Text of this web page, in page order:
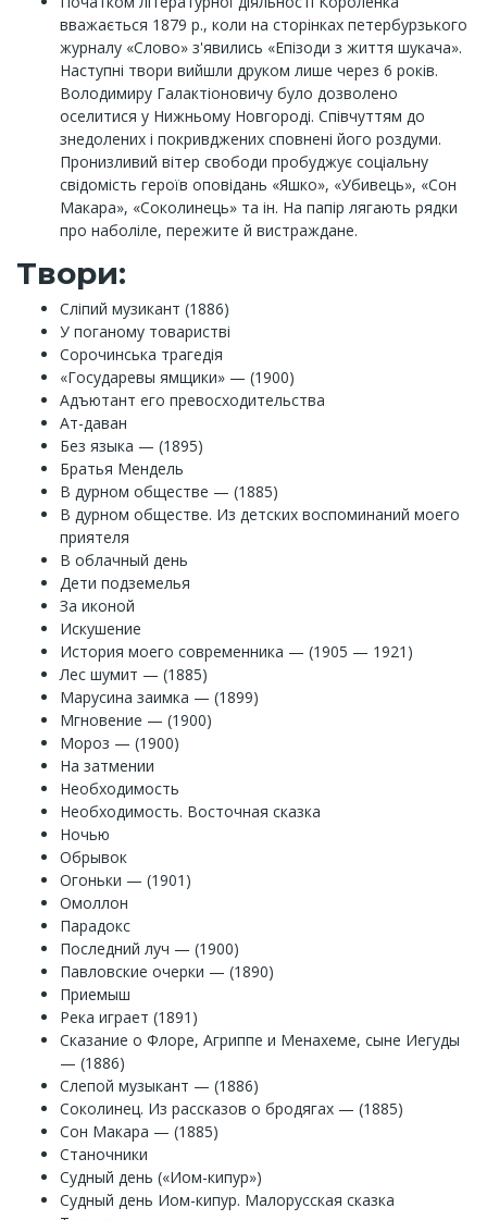
вважається 1879 р., коли на сторінках петербурзького
журналу «Слово» з'явились «Епізоди з життя шукача».
Наступні твори вийшли друком лише через 6 років.
Володимиру Галактіоновичу було дозволено
оселитися у Нижньому Новгороді. Співчуттям до
знедолених і покривджених сповнені його роздуми.
Пронизливий вітер свободи пробуджує соціальну
свідомість героїв оповідань «Яшко», «Убивець», «Сон
Макара», «Соколинець» та ін. На папір лягають рядки
про наболіле, пережите й вистраждане.
Твори:
Сліпий музикант (1886)
У поганому товаристві
Сорочинська трагедія
«Государевы ямщики» — (1900)
Адъютант его превосходительства
Ат-даван
Без языка — (1895)
Братья Мендель
В дурном обществе — (1885)
В дурном обществе. Из детских воспоминаний моего
приятеля
В облачный день
Дети подземелья
За иконой
Искушение
История моего современника — (1905 — 1921)
Лес шумит — (1885)
Марусина заимка — (1899)
Мгновение — (1900)
Мороз — (1900)
На затмении
Необходимость
Необходимость. Восточная сказка
Ночью
Обрывок
Огоньки — (1901)
Омоллон
Парадокс
Последний луч — (1900)
Павловские очерки — (1890)
Приемыш
Река играет (1891)
Сказание о Флоре, Агриппе и Менахеме, сыне Иегуды
— (1886)
Слепой музыкант — (1886)
Соколинец. Из рассказов о бродягах — (1885)
Сон Макара — (1885)
Станочники
Судный день («Иом-кипур»)
Судный день Иом-кипур. Малорусская сказка